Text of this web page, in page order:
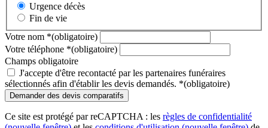
Urgence décès
Fin de vie
Votre nom *(obligatoire)
Votre téléphone *(obligatoire)
Champs obligatoire
J'accepte d'être recontacté par les partenaires funéraires
sélectionnés afin d'établir les devis demandés. *(obligatoire)
Ce site est protégé par reCAPTCHA : les règles de confidentialité